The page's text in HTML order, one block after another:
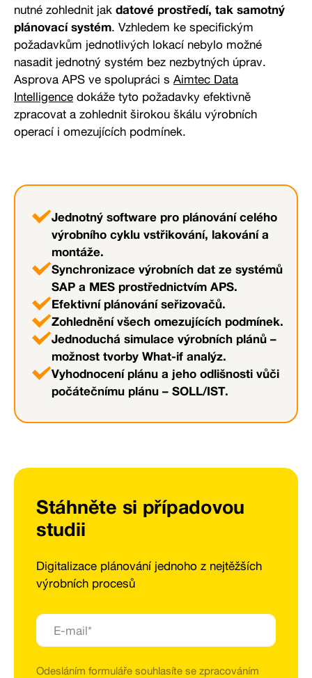
nutné zohlednit jak datové prostředí, tak samotný
plánovací systém. Vzhledem ke specifickým
požadavkům jednotlivých lokací nebylo možné
nasadit jednotný systém bez nezbytných úprav.
Asprova APS ve spolupráci s Aimtec Data
Intelligence dokáže tyto požadavky efektivně
zpracovat a zohlednit širokou škálu výrobních
operací i omezujících podmínek.
Jednotný software pro plánování celého
výrobního cyklu vstřikování, lakování a
montáže.
Synchronizace výrobních dat ze systémů
SAP a MES prostřednictvím APS.
Efektivní plánování seřizovačů.
Zohlednění všech omezujících podmínek.
Jednoduchá simulace výrobních plánů –
možnost tvorby What-if analýz.
Vyhodnocení plánu a jeho odlišnosti vůči
počátečnímu plánu – SOLL/IST.
Stáhněte si případovou
studii
Digitalizace plánování jednoho z nejtěžších
výrobních procesů
Odesláním formuláře souhlasíte se zpracováním